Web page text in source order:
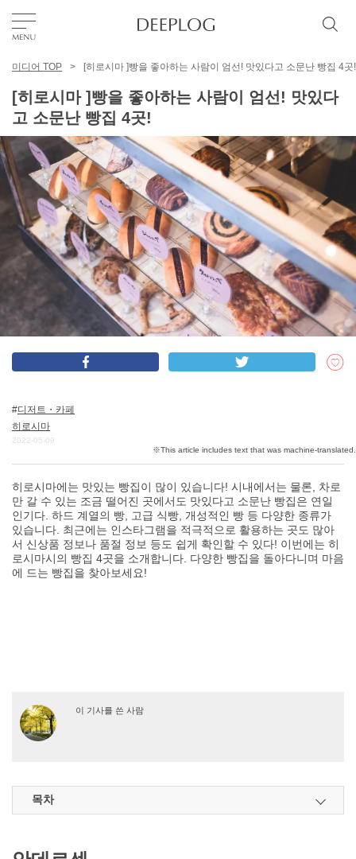
TOP
에리어
카테고리
USD
DEEPLOG란
개인 정보보호
문의
회사개요
여행작가 모집
미디어 TOP [히로시마 ]빵을 좋아하는 사람이 엄선! 맛있다고 소문난 빵집 4곳!
[히로시마 ]빵을 좋아하는 사람이 엄선! 맛있다
고 소문난 빵집 4곳!
디저트・카페
히로시마
2022-05-09
히로시마에는 맛있는 빵집이 많이 있습니다! 시내에서는 물론, 차로
만 갈 수 있는 조금 떨어진 곳에서도 맛있다고 소문난 빵집은 연일
인기다. 하드 계열의 빵, 고급 식빵, 개성적인 빵 등 다양한 종류가
있습니다. 최근에는 인스타그램을 적극적으로 활용하는 곳도 많아
서 신상품 정보나 품절 정보 등도 쉽게 확인할 수 있다! 이번에는 히
로시마시의 빵집 4곳을 소개합니다. 다양한 빵집을 돌아다니며 마음
에 드는 빵집을 찾아보세요!
이 기사를 쓴 사람
목차